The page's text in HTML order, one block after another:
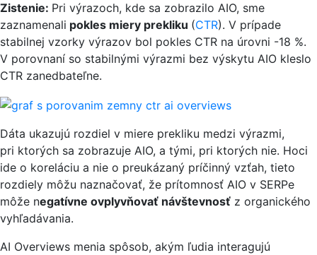
Zistenie: Pri výrazoch, kde sa zobrazilo AIO, sme
zaznamenali pokles miery prekliku (CTR). V prípade
stabilnej vzorky výrazov bol pokles CTR na úrovni -18 %.
V porovnaní so stabilnými výrazmi bez výskytu AIO kleslo
CTR zanedbateľne.
Dáta ukazujú rozdiel v miere prekliku medzi výrazmi,
pri ktorých sa zobrazuje AIO, a tými, pri ktorých nie. Hoci
ide o koreláciu a nie o preukázaný príčinný vzťah, tieto
rozdiely môžu naznačovať, že prítomnosť AIO v SERPe
môže negatívne ovplyvňovať návštevnosť z organického
vyhľadávania.
AI Overviews menia spôsob, akým ľudia interagujú